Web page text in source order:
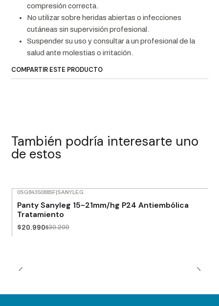
compresión correcta.
No utilizar sobre heridas abiertas o infecciones
cutáneas sin supervisión profesional.
Suspender su uso y consultar a un profesional de la
salud ante molestias o irritación.
COMPARTIR ESTE PRODUCTO
También podría interesarte uno
de estos
0SG84350885F|SANYLEG
Panty Sanyleg 15-21mm/hg P24 Antiembólica
Tratamiento
$20.990$30.200